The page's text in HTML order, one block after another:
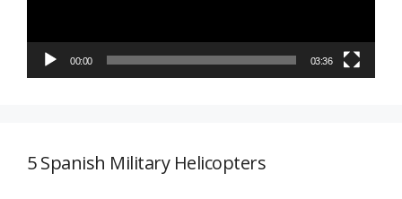
00:00 03:36
5 Spanish Military Helicopters